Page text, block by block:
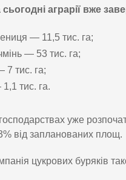
аграрії вже
— 11,5 тис. га;
— 53 тис. га;
7 тис. га;
тис. га.
уже
від запланованих площ.
цукрових буряків